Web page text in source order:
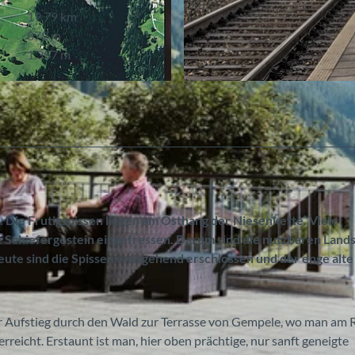
© Tourismus Adelboden-Lenk-Kandersteg
19,79 km
872 m
1.357 m
Frutigspissen liegen am Osthang der Niesenkette. Viele
eingefressen. Darum sind die nutzbaren
sind die Spissen weitgehend erschlossen und der enge alte
durch den Wald zur Terrasse von Gempele, wo man am
Erstaunt ist man, hier oben prächtige, nur sanft geneigte